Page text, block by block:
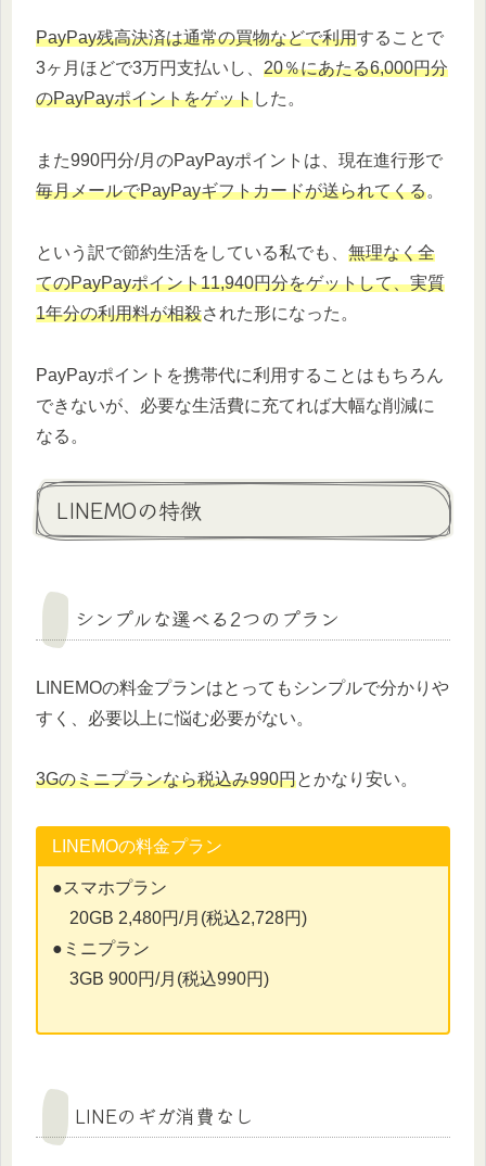
PayPay残高決済は通常の買物などで利用することで
3ヶ月ほどで3万円支払いし、 20％にあたる6,000円分
のPayPayポイントをゲットした。
また990円分/月のPayPayポイントは、現在進行形で
毎月メールでPayPayギフトカードが送られてくる。
という訳で節約生活をしている私でも、 無理なく全
てのPayPayポイント11,940円分をゲットして、実質
1年分の利用料が相殺された形になった。
PayPayポイントを携帯代に利用することはもちろん
できないが、必要な生活費に充てれば大幅な削減に
なる。
LINEMOの特徴
シンプルな選べる2つのプラン
LINEMOの料金プランはとってもシンプルで分かりや
すく、必要以上に悩む必要がない。
3Gのミニプランなら税込み990円とかなり安い。
LINEMOの料金プラン
●スマホプラン
20GB 2,480円/月(税込2,728円)
●ミニプラン
3GB 900円/月(税込990円)
LINEのギガ消費なし